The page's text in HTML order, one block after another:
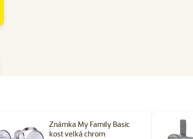
Známka My Family Basic
kost velká chrom